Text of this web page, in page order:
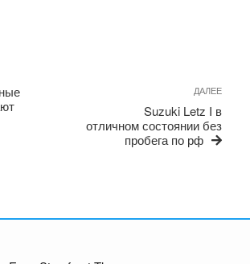
ДАЛЕЕ
Suzuki Letz I в
отличном состоянии без
пробега по рф